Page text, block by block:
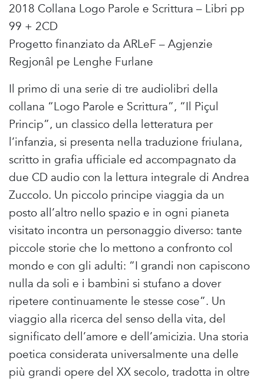
2018 Collana Logo Parole e Scrittura – Libri pp
99 + 2CD
Progetto finanziato da ARLeF – Agjenzie
Regjonâl pe Lenghe Furlane
Il primo di una serie di tre audiolibri della
collana “Logo Parole e Scrittura”, “Il Piçul
Princip”, un classico della letteratura per
l’infanzia, si presenta nella traduzione friulana,
scritto in grafia ufficiale ed accompagnato da
due CD audio con la lettura integrale di Andrea
Zuccolo. Un piccolo principe viaggia da un
posto all’altro nello spazio e in ogni pianeta
visitato incontra un personaggio diverso: tante
piccole storie che lo mettono a confronto col
mondo e con gli adulti: “I grandi non capiscono
nulla da soli e i bambini si stufano a dover
ripetere continuamente le stesse cose”. Un
viaggio alla ricerca del senso della vita, del
significato dell’amore e dell’amicizia. Una storia
poetica considerata universalmente una delle
più grandi opere del XX secolo, tradotta in oltre